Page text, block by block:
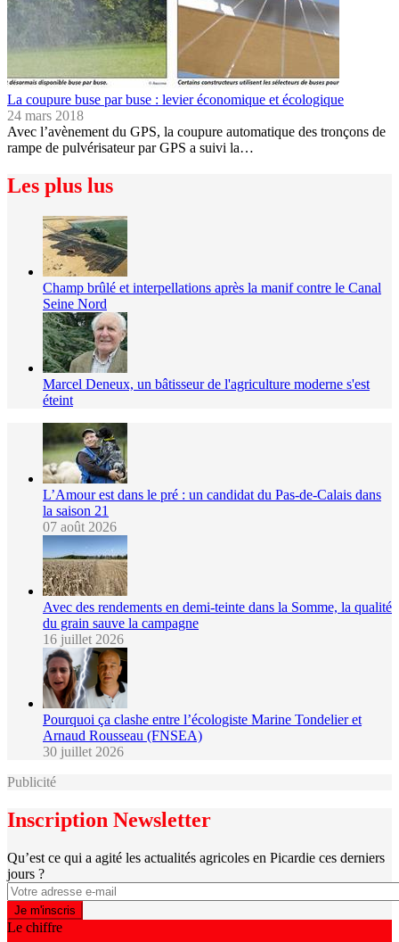
La coupure buse par buse : levier économique et écologique
24 mars 2018
Avec l’avènement du GPS, la coupure automatique des tronçons de
rampe de pulvérisateur par GPS a suivi la…
Les plus lus
Champ brûlé et interpellations après la manif contre le Canal
Seine Nord
Marcel Deneux, un bâtisseur de l'agriculture moderne s'est
éteint
L’Amour est dans le pré : un candidat du Pas-de-Calais dans
la saison 21
07 août 2026
Avec des rendements en demi-teinte dans la Somme, la qualité
du grain sauve la campagne
16 juillet 2026
Pourquoi ça clashe entre l’écologiste Marine Tondelier et
Arnaud Rousseau (FNSEA)
30 juillet 2026
Publicité
Inscription Newsletter
Qu’est ce qui a agité les actualités agricoles en Picardie ces derniers
jours ?
Le chiffre